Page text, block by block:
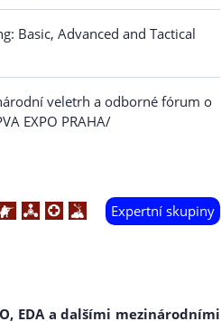
Basic, Advanced and Tactical
veletrh a odborné fórum o
EXPO PRAHA/
Expertní skupiny
EDA a dalšími mezinárodními